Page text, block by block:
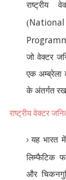
राष्ट्रीय
(
जो वेक्टर
एक अम्ब्रेला
के अंतर्गत
राष्ट्रीय वेक्टर
यह भारत
लिम्फैटिक
और